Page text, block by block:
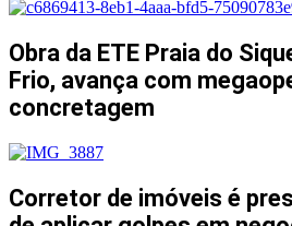
Obra da ETE Praia do
Frio, avança com
concretagem
Corretor de imóveis é